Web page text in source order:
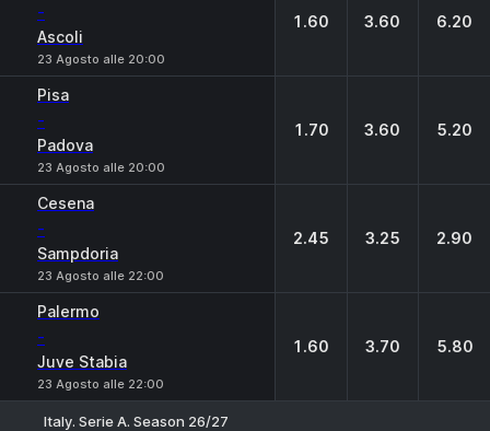
-
Ascoli
23 Agosto alle 20:00
1.60 3.60 6.20
Pisa
-
Padova
23 Agosto alle 20:00
1.70 3.60 5.20
Cesena
-
Sampdoria
23 Agosto alle 22:00
2.45 3.25 2.90
Palermo
-
Juve Stabia
23 Agosto alle 22:00
1.60 3.70 5.80
Italy. Serie A. Season 26/27